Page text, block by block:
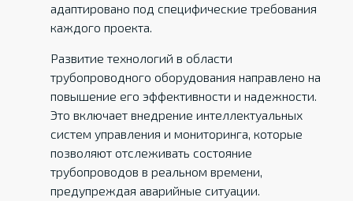
адаптировано под специфические требования
каждого проекта.
Развитие технологий в области
трубопроводного оборудования направлено на
повышение его эффективности и надежности.
Это включает внедрение интеллектуальных
систем управления и мониторинга, которые
позволяют отслеживать состояние
трубопроводов в реальном времени,
предупреждая аварийные ситуации.